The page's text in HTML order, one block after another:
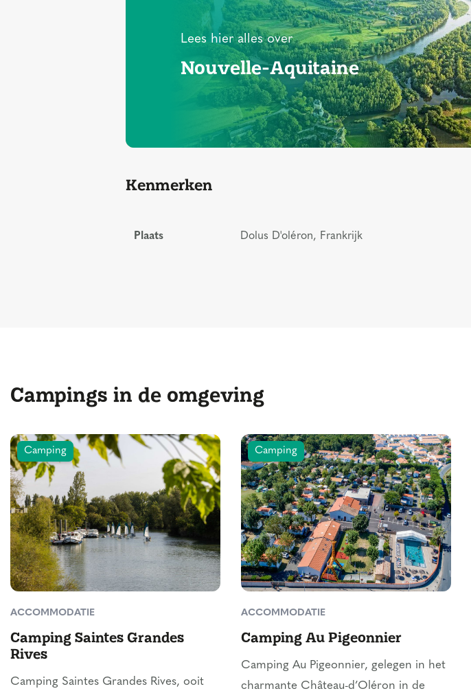
Lees hier alles over
Nouvelle-Aquitaine
Kenmerken
Plaats Dolus D'oléron, Frankrijk
Campings in de omgeving
Camping
ACCOMMODATIE
Camping Saintes Grandes
Rives
Camping Saintes Grandes Rives, ooit
Camping
ACCOMMODATIE
Camping Au Pigeonnier
Camping Au Pigeonnier, gelegen in het
charmante Château-d’Oléron in de